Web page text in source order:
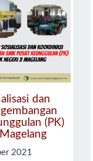
dan
(PK)
2021